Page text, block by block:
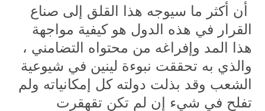
أن أكثر ما سيوجه هذا القلق إلى صناع
القرار في هذه الدول هو كيفية مواجهة
هذا المد وإفراغه من محتواه التضامني ،
والذي به تحققت نبوءة لينين في شيوعية
الشعب وقد بذلت دولته كل إمكانياته ولم
تفلح في شيء إن لم تكن تقهقرت